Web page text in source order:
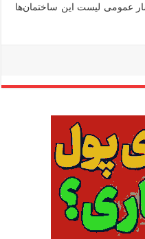
عمومی لیست این ساختمان‌ها